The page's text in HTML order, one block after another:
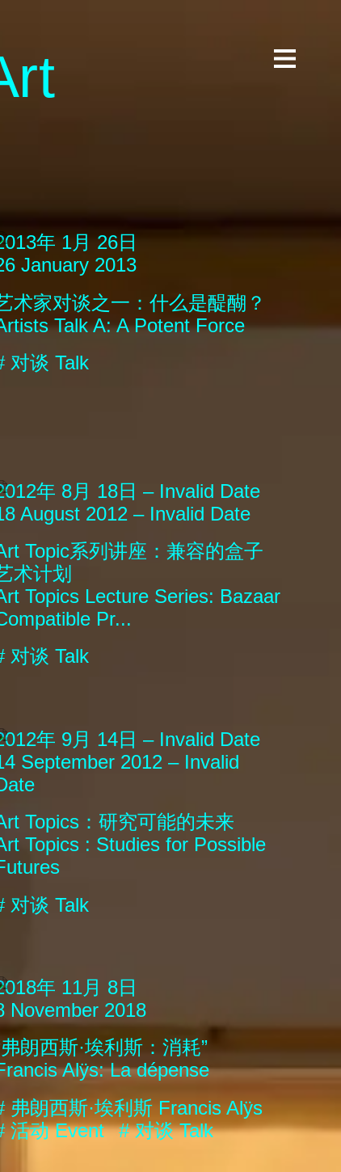
rt
年 1月 26日
January 2013
术家对谈之一：什么是醍醐？
Talk A: A Potent Force
对谈 Talk
年 8月 18日 – Invalid Date
August 2012 – Invalid Date
Topic系列讲座：兼容的盒子
术计划
Topics Lecture Series: Bazaar
Pr...
对谈 Talk
年 9月 14日 – Invalid Date
September 2012 – Invalid
Topics：研究可能的未来
Topics : Studies for Possible
对谈 Talk
年 11月 8日
November 2018
弗朗西斯·埃利斯：消耗”
Alÿs: La dépense
弗朗西斯·埃利斯 Francis Alÿs
活动 Event #对谈 Talk